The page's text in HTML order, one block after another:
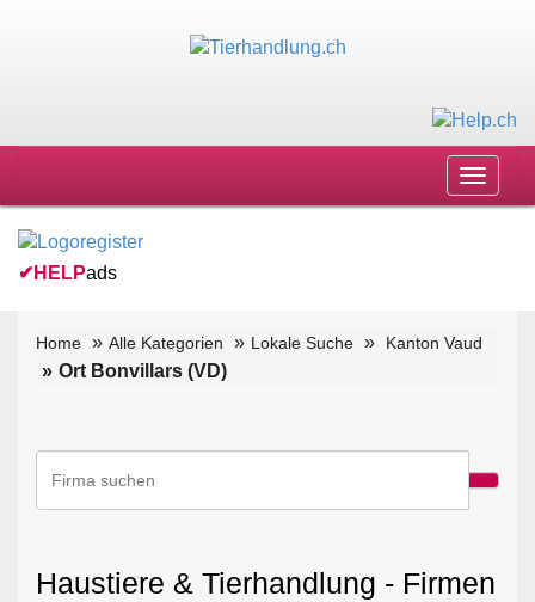
Toggle
✔ HELPads
Home Alle Kategorien Lokale Suche Kanton Vaud
Ort Bonvillars (VD)
Haustiere & Tierhandlung - Firmen